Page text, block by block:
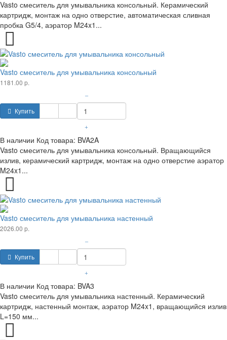
Vasto смеситель для умывальника консольный. Керамический
картридж, монтаж на одно отверстие, автоматическая сливная
пробка G5/4, аэратор M24x1...
Vasto смеситель для умывальника консольный
1181.00 р.
Купить
–
+
В наличии Код товара: BVA2A
Vasto смеситель для умывальника консольный. Вращающийся
излив, керамический картридж, монтаж на одно отверстие аэратор
M24x1...
Vasto смеситель для умывальника настенный
2026.00 р.
Купить
–
+
В наличии Код товара: BVA3
Vasto смеситель для умывальника настенный. Керамический
картридж, настенный монтаж, аэратор M24x1, вращающийся излив
L=150 мм...